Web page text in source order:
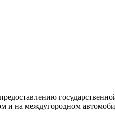
и на междугородном